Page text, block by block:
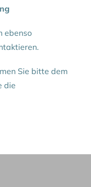
ebenso
Sie bitte dem
die